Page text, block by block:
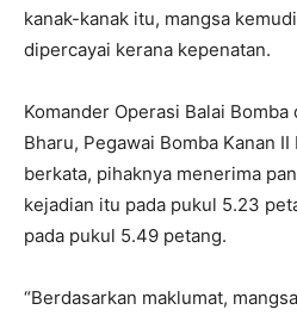
kanak-kanak itu, mangsa
dipercayai kerana kepenatan.
Komander Operasi Balai Bomba
Bharu, Pegawai Bomba Kanan
berkata, pihaknya menerima
kejadian itu pada pukul 5.23
pada pukul 5.49 petang.
“Berdasarkan maklumat,